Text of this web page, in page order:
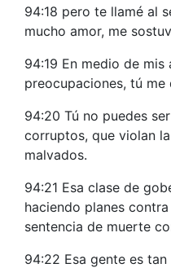
94:18 pero te llamé al
mucho amor, me
94:19 En medio de
preocupaciones, tú
94:20 Tú no puedes
corruptos, que violan
malvados.
94:21 Esa clase de
haciendo planes
sentencia de muerte
94:22 Esa gente es